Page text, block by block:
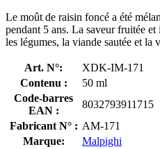
Le moût de raisin foncé a été
pendant 5 ans. La saveur fruitée et
les légumes, la viande sautée et la
Art. N°:
XDK-IM-171
Contenu :
50 ml
Code-barres
EAN :
8032793911715
Fabricant N° : AM-171
Marque:
Malpighi